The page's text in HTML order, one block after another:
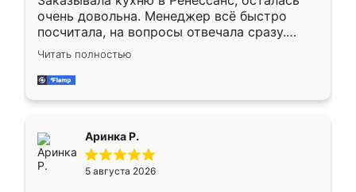
очень довольна. Менеджер всё быстро
посчитала, на вопросы отвечала сразу.
Замерщик приехал в субботу, подошёл к
делу со всей ответственностью. Собрали
за день, ребята работали аккуратно, даже
Читать полностью
Аринка Р.
5 августа 2026